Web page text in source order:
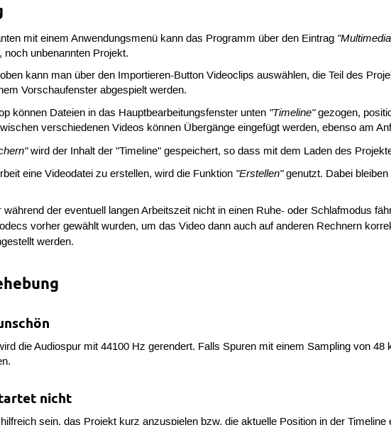
mit einem Anwendungsmenü kann das Programm über den Eintrag
noch unbenannten Projekt.
kann man über den Importieren-Button Videoclips auswählen, die Teil des
Vorschaufenster abgespielt werden.
können Dateien in das Hauptbearbeitungsfenster unten "Timeline"gezogen,
verschiedenen Videos können Übergänge eingefügt werden, ebenso am
wird der Inhalt der "Timeline" gespeichert, so dass mit dem Laden des
eine Videodatei zu erstellen, wird die Funktion "Erstellen"genutzt. Dabei bleiben
während der eventuell langen Arbeitszeit nicht in einen Ruhe- oder Schlafmodus
vorher gewählt wurden, um das Video dann auch auf anderen Rechnern
werden.
die Audiospur mit 44100 Hz gerendert. Falls Spuren mit einem Sampling von
nicht